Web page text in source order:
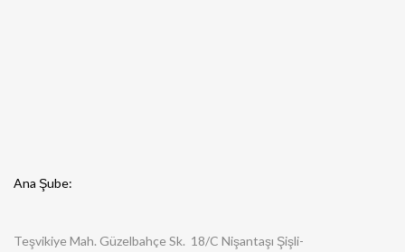
Ana Şube:
Teşvikiye Mah. Güzelbahçe Sk. 18/C Nişantaşı Şişli-